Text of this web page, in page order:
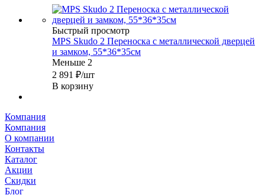
Быстрый просмотр
MPS Skudo 2 Переноска с металлической дверцей
и замком, 55*36*35см
Меньше 2
2 891 ₽/шт
В корзину
Компания
Компания
О компании
Контакты
Каталог
Акции
Скидки
Блог